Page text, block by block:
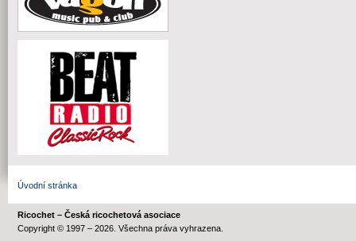
Úvodní stránka
Ricochet – Česká ricochetová asociace
Copyright © 1997 – 2026. Všechna práva vyhrazena.